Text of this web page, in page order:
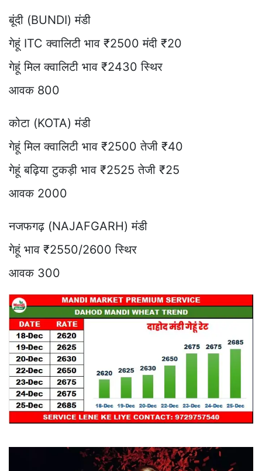
बूंदी (BUNDI) मंडी
गेहूं ITC क्वालिटी भाव ₹2500 मंदी ₹20
गेहूं मिल क्वालिटी भाव ₹2430 स्थिर
आवक 800
कोटा (KOTA) मंडी
गेहूं मिल क्वालिटी भाव ₹2500 तेजी ₹40
गेहूं बढ़िया टुकड़ी भाव ₹2525 तेजी ₹25
आवक 2000
नजफगढ़ (NAJAFGARH) मंडी
गेहूं भाव ₹2550/2600 स्थिर
आवक 300